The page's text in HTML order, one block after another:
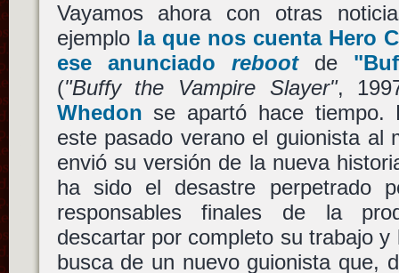
Vayamos ahora con otras
ejemplo la que nos cuenta Hero
ese anunciado rebootde
("Buffy the Vampire Slayer",
Whedon se apartó hace tiempo.
este pasado verano el guionista al
envió su versión de la nueva
ha sido el desastre perpetrado
responsables finales de la
descartar por completo su trabajo
busca de un nuevo guionista que,